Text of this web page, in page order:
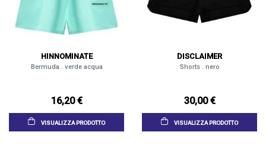
HINNOMINATE
Bermuda . verde acqua
16,20 €
VISUALIZZA PRODOTTO
DISCLAIMER
Shorts . nero
30,00 €
VISUALIZZA PRODOTTO